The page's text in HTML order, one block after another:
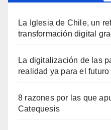
La Iglesia de Chile, un
transformación digital
La digitalización de las
realidad ya para el
8 razones por las que
Catequesis